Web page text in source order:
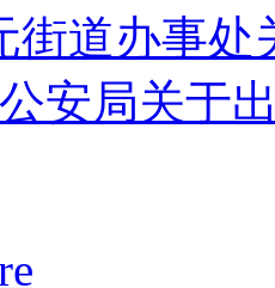
街道办事处
安局关于